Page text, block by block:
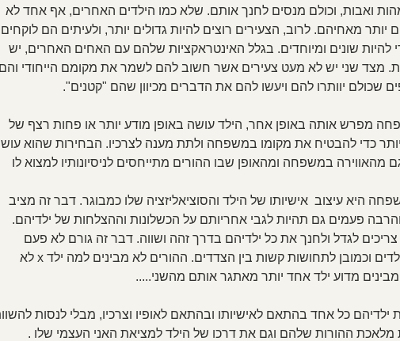
ואבות, וכולם מנסים לחנך אותם. שלא כמו הילדים האחרים, אף אחד לא
מאחיהם. לרוב, הצעירים רוצים להיות גדולים יותר, ולעיתים הם לוקחים
להיות שונים ומיוחדים. בגלל האינטראקציות שלהם עם האחים האחרים, יש
מצד שני יש לא מעט צעירים אשר חשוב להם לשמר את מקומם הייחודי והם
שכולם יוותרו להם ויעשו להם את הדברים מכיוון שהם "קטנים".
מפרש אותה באופן אחר, הילד עושה באופן מודע יותר או פחות רצף של
יותר כדי להבטיח את מקומו במשפחה ולתת מענה לצרכיו. הבחירות שהוא
במשפחה ומהאופן שבו ההורים מתייחסים לניסיונותיו למצוא לו
היא עיצוב  אישיותו של הילד והסוציאליזציה שלו כמבוגר. דבר זה מציב
פעמים גם תהיות לגבי אחריותם על הכשלונות וההצלחות של ילדיהם.
לגדל ולחנך את כל ילדיהם בדרך זהה ושווה. דבר זה גורם לא פעם
לעימותים מיותרים בין ההורים והילדים וכמובן לתחושות קשות בין הצדדים. ההורים לא מבינים למה ילד x לא
ילדיהם כל אחד בהתאם לאישיותו ובהתאם לאופיו וצרכיו, מבלי לנסות
מלאכת ההורות שלהם וגם את דרכו של הילד למציאת האני העצמי שלו .